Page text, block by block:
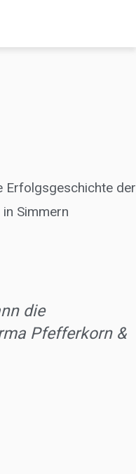
Erfolgsgeschichte der
Simmern
die
Pfefferkorn &